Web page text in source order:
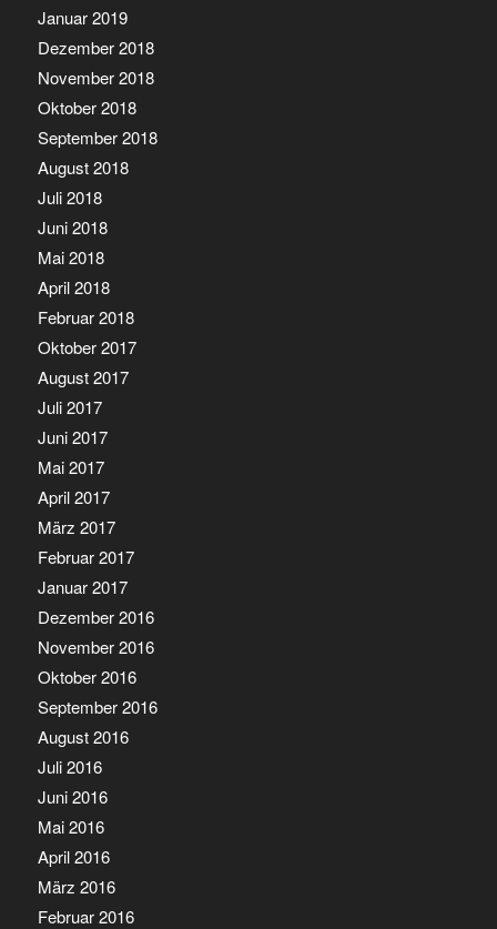
Januar 2019
Dezember 2018
November 2018
Oktober 2018
September 2018
August 2018
Juli 2018
Juni 2018
Mai 2018
April 2018
Februar 2018
Oktober 2017
August 2017
Juli 2017
Juni 2017
Mai 2017
April 2017
März 2017
Februar 2017
Januar 2017
Dezember 2016
November 2016
Oktober 2016
September 2016
August 2016
Juli 2016
Juni 2016
Mai 2016
April 2016
März 2016
Februar 2016